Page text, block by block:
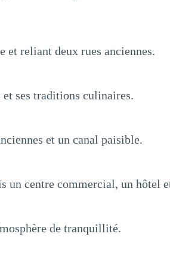
reliant deux rues anciennes.
ses traditions culinaires.
et un canal paisible.
centre commercial, un hôtel
de tranquillité.